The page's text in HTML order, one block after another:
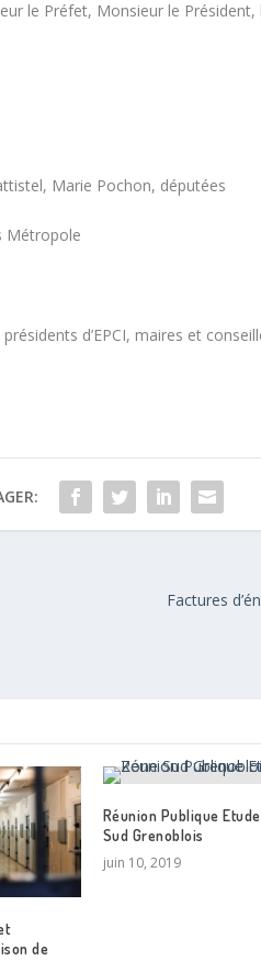
le Préfet, Monsieur le Président,
Marie Pochon, députées
Métropole
d’EPCI, maires et
Factures
de
Réunion Publique
Sud Grenoblois
juin 10, 2019